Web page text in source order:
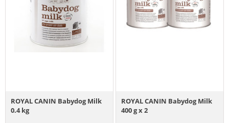
ROYAL CANIN Babydog Milk
0.4 kg
ROYAL CANIN Babydog Milk
400 g x 2